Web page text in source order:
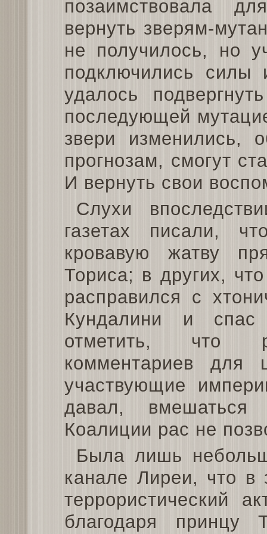
позаимствовала
вернуть зверям-
не получилось, но
подключились силы
удалось
последующей
звери изменились,
прогнозам, смогут
И вернуть свои
Слухи
газетах писали,
кровавую жатву
Ториса; в других,
расправился с
Кундалини и
отметить, что
комментариев для
участвующие
давал,
Коалиции рас не
Была лишь
канале Лиреи, что в
террористический
благодаря